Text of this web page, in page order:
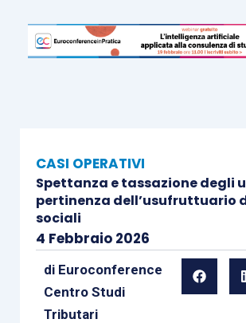
CASI OPERATIVI
Spettanza e tassazione degli
pertinenza dell’usufruttuario
sociali
4 Febbraio 2026
di Euroconference
Centro Studi
Tributari